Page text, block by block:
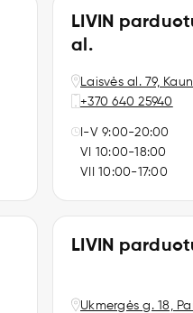
LIVIN
al.
Laisvės al. 79,
+370 640 25940
I-V 9:00-20:00
VI 10:00-18:00
VII 10:00-17:00
LIVIN
Ukmergės g. 18,